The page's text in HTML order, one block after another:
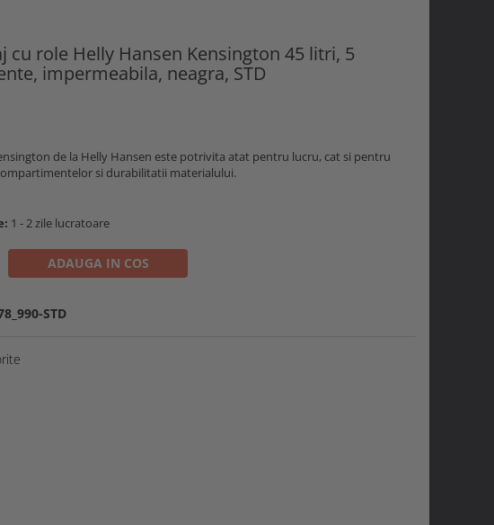
cu role Helly Hansen Kensington 45 litri, 5
impermeabila, neagra, STD
de la Helly Hansen este potrivita atat pentru lucru, cat si pentru
si durabilitatii materialului.
1 - 2 zile lucratoare
ADAUGA IN COS
STD